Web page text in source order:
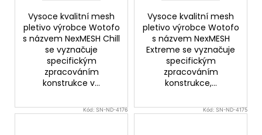
Vysoce kvalitní mesh
pletivo výrobce Wotofo
s názvem NexMESH Chill
se vyznačuje
specifickým
zpracováním
konstrukce v...
Vysoce kvalitní mesh
pletivo výrobce Wotofo
s názvem NexMESH
Extreme se vyznačuje
specifickým
zpracováním
konstrukce,...
Kód:SN-ND-4176 Kód:SN-ND-4175